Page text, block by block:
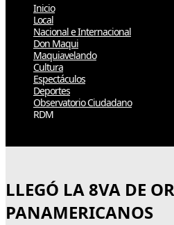
Inicio
Local
Nacional e Internacional
Don Maqui
Maquiavelando
Cultura
Espectáculos
Deportes
Observatorio Ciudadano
RDM
LLEGÓ LA 8VA DE
PANAMERICANOS